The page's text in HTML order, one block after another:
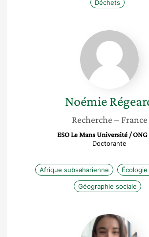
Déchets
Noémie
Régeard
Noémie
Recherche – France
ESO Le Mans Université /
Doctorante
Afrique subsaharienne
Géographie sociale
Emmanuelle
Santoire